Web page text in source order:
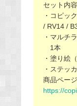
セット内容
・コピッ
/ RV14 /
・マルチ
1本
・塗り絵
・ステッ
商品ペー
https://